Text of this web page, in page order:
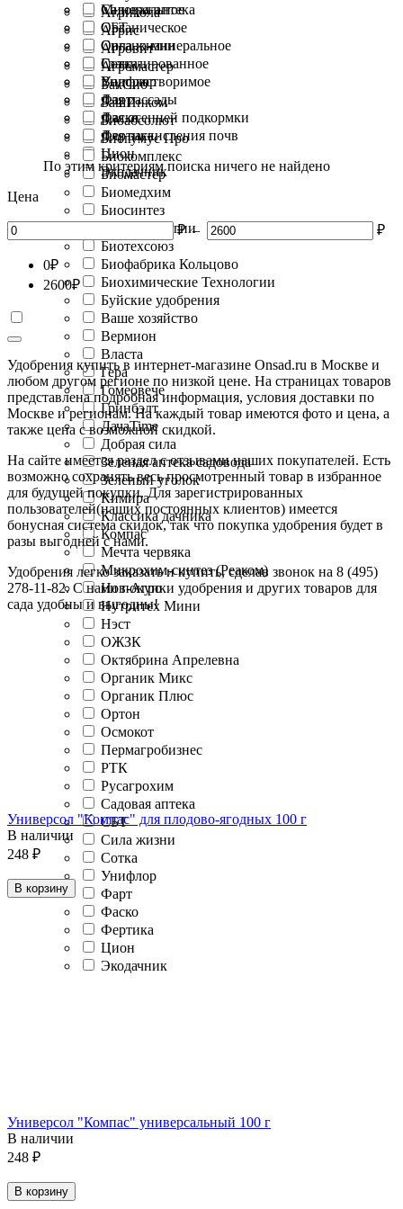
Садовая аптека
СБТ
Сила жизни
Сотка
Унифлор
Фарт
Фаско
Фертика
Цион
Экодачник
Агрикола
Агрис
Агровит
Агромастер
БакСиб
БашИнком
Биоабсолют
Биогумус Про
Биокомплекс
Биомастер
Биомедхим
Биосинтез
Биотехнологии
Биотехсоюз
Биофабрика Кольцово
Биохимические Технологии
Буйские удобрения
Ваше хозяйство
Вермион
Власта
Гера
Гомеовече
Гринбэлт
ДачаTime
Добрая сила
Зеленая аптека садовода
Зеленый уголок
Кимира
Классика дачника
Компас
Мечта червяка
Микрохим-синтез (Реаком)
Нов-Агро
Нутритех Мини
Нэст
ОЖЗК
Октябрина Апрелевна
Органик Микс
Органик Плюс
Ортон
Осмокот
Пермагробизнес
РТК
Русагрохим
Садовая аптека
СБТ
Сила жизни
Сотка
Унифлор
Фарт
Фаско
Фертика
Цион
Экодачник
Минеральное
Органическое
Органо-минеральное
Гранулированное
Водорастворимое
Для рассады
Для осенней подкормки
Для раскисления почв
По этим критериям поиска ничего не найдено
Цена
₽ – ₽
0₽
2600₽
Удобрения купить в интернет-магазине Onsad.ru в Москве и
любом другом регионе по низкой цене. На страницах товаров
представлена подробная информация, условия доставки по
Москве и регионам. На каждый товар имеются фото и цена, а
также цена с возможной скидкой.
На сайте имеется раздел с отзывами наших покупателей. Есть
возможно сохранять весь просмотренный товар в избранное
для будущей покупки. Для зарегистрированных
пользователей(наших постоянных клиентов) имеется
бонусная система скидок, так что покупка удобрения будет в
разы выгодней с нами.
Удобрения легко заказать и купить, сделав звонок на 8 (495)
278-11-82. С нами покупки удобрения и других товаров для
сада удобны и выгодны!
Универсол "Компас" для плодово-ягодных 100 г
В наличии
248 ₽
В корзину
Универсол "Компас" универсальный 100 г
В наличии
248 ₽
В корзину